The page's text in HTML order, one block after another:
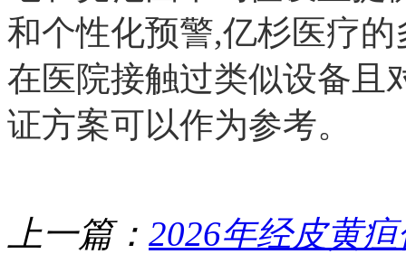
和个性化预警,亿杉医疗
在医院接触过类似设备且
证方案可以作为参考。
上一篇： 2026年经皮黄